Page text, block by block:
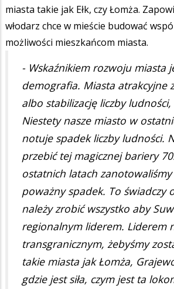
miasta takie jak Ełk, czy Łomża.
włodarz chce w mieście budować
możliwości mieszkańcom miasta.
- Wskaźnikiem rozwoju miasta
demografia. Miasta atrakcyjne
albo stabilizację liczby
Niestety nasze miasto w
notuje spadek liczby ludności.
przebić tej magicznej bariery
ostatnich latach
poważny spadek. To świadczy
należy zrobić wszystko aby
regionalnym liderem. Liderem
transgranicznym, żebyśmy
takie miasta jak Łomża,
gdzie jest siła, czym jest ta